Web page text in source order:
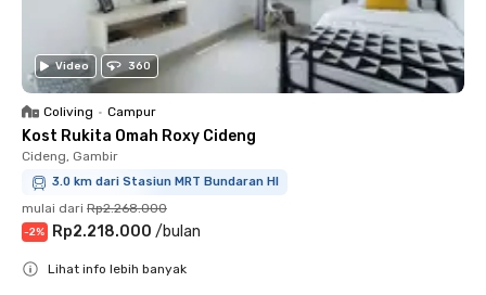
Video 360
Coliving • Campur
Kost Rukita Omah Roxy Cideng
Cideng, Gambir
3.0 km dari Stasiun MRT Bundaran HI
mulai dari Rp2.268.000
-2% Rp2.218.000 /bulan
Lihat info lebih banyak